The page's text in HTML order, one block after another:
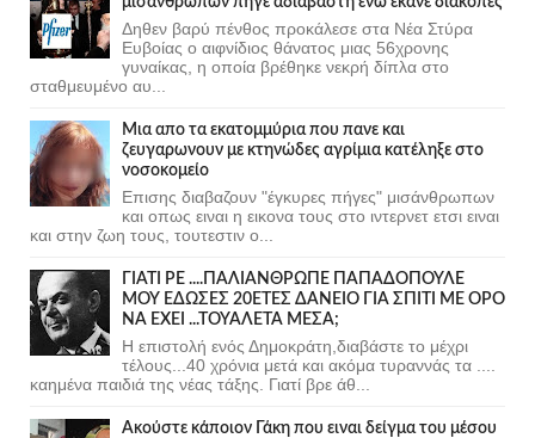
Δηθεν βαρύ πένθος προκάλεσε στα Νέα Στύρα
Ευβοίας ο αιφνίδιος θάνατος μιας 56χρονης
γυναίκας, η οποία βρέθηκε νεκρή δίπλα στο
σταθμευμένο αυ...
Μια απο τα εκατομμύρια που πανε και
ζευγαρωνουν με κτηνώδες αγρίμια κατέληξε στο
νοσοκομείο
Επισης διαβαζουν "έγκυρες πήγες" μισάνθρωπων
και οπως ειναι η εικονα τους στο ιντερνετ ετσι ειναι
και στην ζωη τους, τουτεστιν ο...
ΓΙΑΤΙ ΡΕ ....ΠΑΛΙΑΝΘΡΩΠΕ ΠΑΠΑΔΟΠΟΥΛΕ
ΜΟΥ ΕΔΩΣΕΣ 20ΕΤΕΣ ΔΑΝΕΙΟ ΓΙΑ ΣΠΙΤΙ ΜΕ ΟΡΟ
ΝΑ ΕΧΕΙ ...ΤΟΥΑΛΕΤΑ ΜΕΣΑ;
Η επιστολή ενός Δημοκράτη,διαβάστε το μέχρι
τέλους...40 χρόνια μετά και ακόμα τυραννάς τα ....
καημένα παιδιά της νέας τάξης. Γιατί βρε άθ...
Ακούστε κάποιον Γάκη που ειναι δείγμα του μέσου